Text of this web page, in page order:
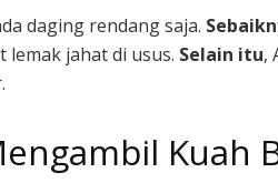
daging rendang saja.
jahat di usus. Selain itu,
Kuah